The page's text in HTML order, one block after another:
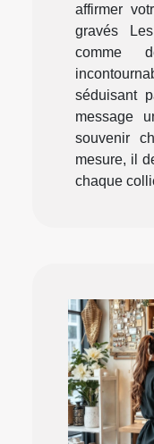
affirmer
gravés
comme
séduisant
message
souvenir
mesure, il
chaque